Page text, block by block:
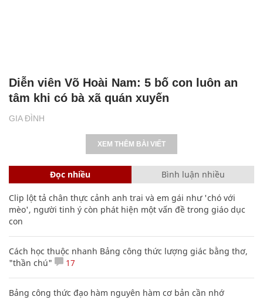
GIA ĐÌNH
Diễn viên Võ Hoài Nam: 5 bố con luôn an
tâm khi có bà xã quán xuyến
XEM THÊM BÀI VIẾT
Đọc nhiều Bình luận nhiều
Clip lột tả chân thực cảnh anh trai và em gái như 'chó với
mèo', người tinh ý còn phát hiện một vấn đề trong giáo dục
con
Cách học thuộc nhanh Bảng công thức lượng giác bằng thơ,
"thần chú"
17
Bảng công thức đạo hàm nguyên hàm cơ bản cần nhớ